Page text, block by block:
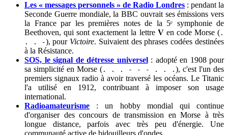
Les « messages personnels » de Radio Londres : pendant la
Seconde Guerre mondiale, la BBC ouvrait ses émissions vers
la France par les premières notes de la 5ᵉ symphonie de
Beethoven, qui sont exactement la lettre Ven code Morse ( .
. . -), pour Victoire. Suivaient des phrases codées destinées
à la Résistance.
SOS, le signal de détresse universel: adopté en 1908 pour
sa simplicité en Morse ( . . . - - - . . . ), c'est l'un des
premiers signaux radio à avoir traversé les océans. Le Titanic
l'a utilisé en 1912, contribuant à imposer son usage
international.
Radioamateurisme : un hobby mondial qui continue
d'organiser des concours de transmission en Morse à très
longue distance, parfois avec très peu d'énergie. Une